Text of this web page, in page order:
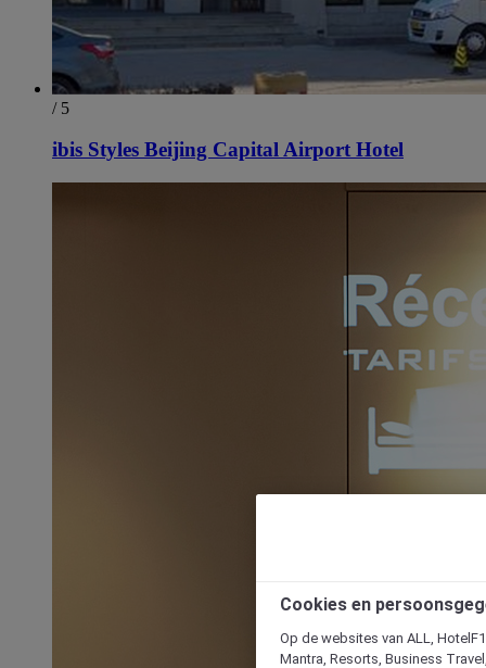
/ 5
ibis Styles Beijing Capital Airport Hotel
Cookies en
Op de websites van ALL,
Mantra, Resorts, Business